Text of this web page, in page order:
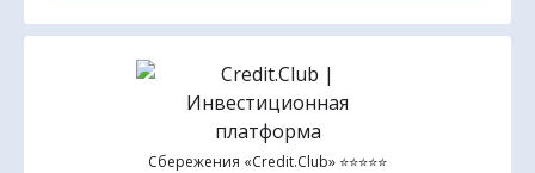
Сбережения «Credit.Club» ⭐⭐⭐⭐⭐